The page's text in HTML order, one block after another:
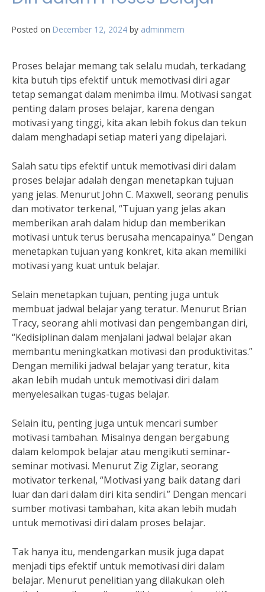
Posted on December 12, 2024 by adminmem
Proses belajar memang tak selalu mudah, terkadang
kita butuh tips efektif untuk memotivasi diri agar
tetap semangat dalam menimba ilmu. Motivasi sangat
penting dalam proses belajar, karena dengan
motivasi yang tinggi, kita akan lebih fokus dan tekun
dalam menghadapi setiap materi yang dipelajari.
Salah satu tips efektif untuk memotivasi diri dalam
proses belajar adalah dengan menetapkan tujuan
yang jelas. Menurut John C. Maxwell, seorang penulis
dan motivator terkenal, “Tujuan yang jelas akan
memberikan arah dalam hidup dan memberikan
motivasi untuk terus berusaha mencapainya.” Dengan
menetapkan tujuan yang konkret, kita akan memiliki
motivasi yang kuat untuk belajar.
Selain menetapkan tujuan, penting juga untuk
membuat jadwal belajar yang teratur. Menurut Brian
Tracy, seorang ahli motivasi dan pengembangan diri,
“Kedisiplinan dalam menjalani jadwal belajar akan
membantu meningkatkan motivasi dan produktivitas.”
Dengan memiliki jadwal belajar yang teratur, kita
akan lebih mudah untuk memotivasi diri dalam
menyelesaikan tugas-tugas belajar.
Selain itu, penting juga untuk mencari sumber
motivasi tambahan. Misalnya dengan bergabung
dalam kelompok belajar atau mengikuti seminar-
seminar motivasi. Menurut Zig Ziglar, seorang
motivator terkenal, “Motivasi yang baik datang dari
luar dan dari dalam diri kita sendiri.” Dengan mencari
sumber motivasi tambahan, kita akan lebih mudah
untuk memotivasi diri dalam proses belajar.
Tak hanya itu, mendengarkan musik juga dapat
menjadi tips efektif untuk memotivasi diri dalam
belajar. Menurut penelitian yang dilakukan oleh